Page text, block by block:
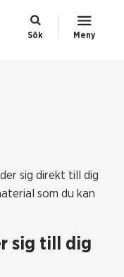
Sök Meny
sig direkt till dig
som du kan
sig till dig